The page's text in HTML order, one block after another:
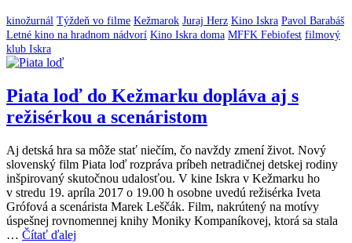
kinožurnál Týždeň vo filme Kežmarok Juraj Herz Kino Iskra Pavol Barabáš
Letné kino na hradnom nádvorí Kino Iskra doma MFFK Febiofest filmový
klub Iskra
Piata loď do Kežmarku dopláva aj s
režisérkou a scenáristom
Aj detská hra sa môže stať niečím, čo navždy zmení život. Nový
slovenský film Piata loď rozpráva príbeh netradičnej detskej rodiny
inšpirovaný skutočnou udalosťou. V kine Iskra v Kežmarku ho
v stredu 19. apríla 2017 o 19.00 h osobne uvedú režisérka Iveta
Grófová a scenárista Marek Leščák. Film, nakrútený na motívy
úspešnej rovnomennej knihy Moniky Kompaníkovej, ktorá sa stala
… Čítať ďalej